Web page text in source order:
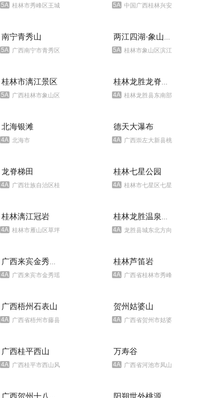
5A 桂林市秀峰区王城路1号
5A 中国广西桂林兴安县志玲路
南宁青秀山
5A 广西南宁市青秀区凤岭南路6-6号
两江四湖·象山景区
5A 桂林市象山区滨江路1号
桂林市漓江景区
5A 广西桂林市象山区安新北路727栋
桂林龙胜龙脊梯田
4A 桂林龙胜县东南部和平乡境内的平安村
北海银滩
4A 北海市
德天大瀑布
4A 广西崇左大新县桃城镇民生街83号
龙脊梯田
4A 广西壮族自治区桂林市龙胜各族自治县和平乡平安村龙脊山
桂林七星公园
4A 桂林市七星区七星路1号
桂林漓江冠岩
4A 桂林市雁山区草坪乡
桂林龙胜温泉旅游度假区
4A 龙胜县城东北方向 33 公里的龙胜温泉国家森林公园内
广西来宾金秀莲花山
4A 广西来宾市金秀瑶族自治县
桂林芦笛岩
4A 广西省桂林市秀峰区芦笛路1号
广西梧州石表山
4A 广西省梧州市藤县象棋镇道家村
贺州姑婆山
4A 广西省贺州市姑婆山自然保护区
广西桂平西山
4A 广西桂平市西山风景名胜区
万寿谷
4A 广西省河池市凤山县袍里乡坡心村
阳朔世外桃源